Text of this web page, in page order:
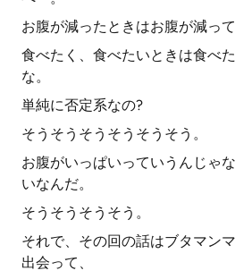
お腹が減ったときはお腹が減っ
食べたく、食べたいときは食べ
な。
単純に否定系なの?
そうそうそうそうそうそう。
お腹がいっぱいっていうんじゃ
いなんだ。
そうそうそうそう。
それで、その回の話はブタマン
出会って、